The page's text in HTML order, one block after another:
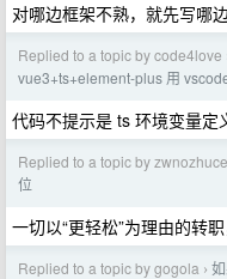
对哪边框架不熟，就先写哪边
Replied to a topic by code4love
vue3+ts+element-plus 用
代码不提示是 ts 环境变量定
Replied to a topic by zwnozhuce
位
一切以“更轻松”为理由的转
Replied to a topic by gogola ›